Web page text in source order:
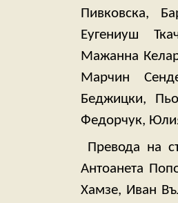
Пивковска,
Еугениуш
Мажанна
Марчин
Беджицки,
Федорчук,
Превода на
Антоанета
Хамзе, Иван